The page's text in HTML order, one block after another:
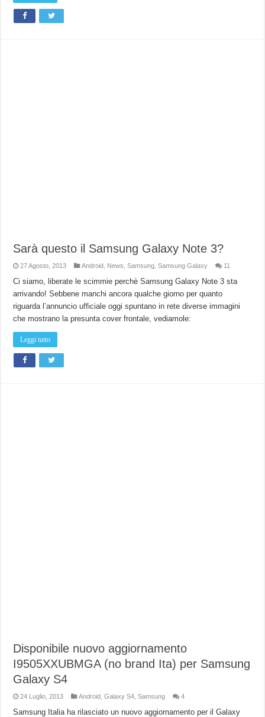
Sarà questo il Samsung Galaxy Note 3?
27 Agosto, 2013 Android News ,Samsung ,Samsung Galaxy 11
Ci siamo, liberate le scimmie perchè Samsung Galaxy Note 3 sta
arrivando! Sebbene manchi ancora qualche giorno per quanto
riguarda l’annuncio ufficiale oggi spuntano in rete diverse immagini
che mostrano la presunta cover frontale, vediamole:
Leggi tutto
Disponibile nuovo aggiornamento
I9505XXUBMGA (no brand Ita) per Samsung
Galaxy S4
24 Luglio, 2013 Android ,Galaxy S4 ,Samsung 4
Samsung Italia ha rilasciato un nuovo aggiornamento per il Galaxy